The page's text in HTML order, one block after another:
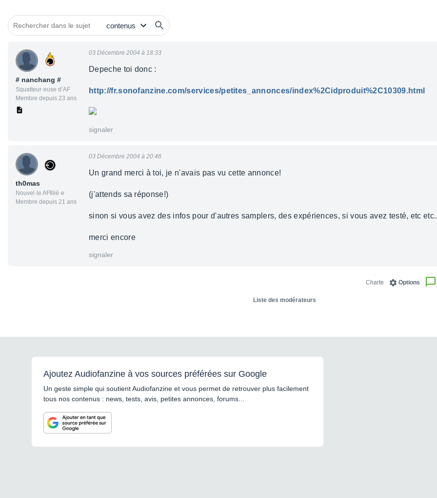
# nanchang #
Squatteur·euse d’AF
Membre depuis 23 ans
03 Décembre 2004 à 18:33
Depeche toi donc :
http://fr.sonofanzine.com/services/petites_annonces/index%2Cidproduit%2C10309.html
signaler
th0mas
Nouvel·le AFfilié·e
Membre depuis 21 ans
03 Décembre 2004 à 20:46
Un grand merci à toi, je n'avais pas vu cette annonce!
(j'attends sa réponse!)
sinon si vous avez des infos pour d'autres samplers, des expériences, si vous avez testé, etc
merci encore
signaler
Options
Charte
Liste des modérateurs
Ajoutez Audiofanzine à vos sources préférées sur Google
Un geste simple qui soutient Audiofanzine et vous permet de retrouver plus facilement
tous nos contenus : news, tests, avis, petites annonces, forums...